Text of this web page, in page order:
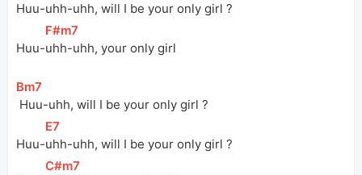
Huu-uhh-uhh, will I be your only girl ?
Huu-
[F#m7
uhh-uhh, your only girl
[Bm7
Huu-uhh, will I be your only girl ?
Huu-
[E7
uhh-uhh, will I be your only girl ?
[
C#m7